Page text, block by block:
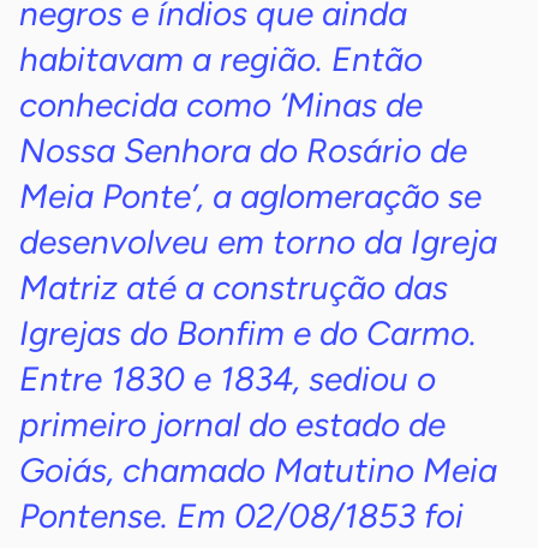
negros e índios que ainda
habitavam a região. Então
conhecida como ‘Minas de
Nossa Senhora do Rosário de
Meia Ponte’, a aglomeração se
desenvolveu em torno da Igreja
Matriz até a construção das
Igrejas do Bonfim e do Carmo.
Entre 1830 e 1834, sediou o
primeiro jornal do estado de
Goiás, chamado Matutino Meia
Pontense. Em 02/08/1853 foi